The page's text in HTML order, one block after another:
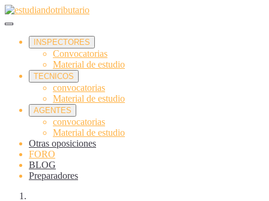
INSPECTORES
Convocatorias
Material de estudio
TECNICOS
convocatorias
Material de estudio
AGENTES
convocatorias
Material de estudio
Otras oposiciones
FORO
BLOG
Preparadores